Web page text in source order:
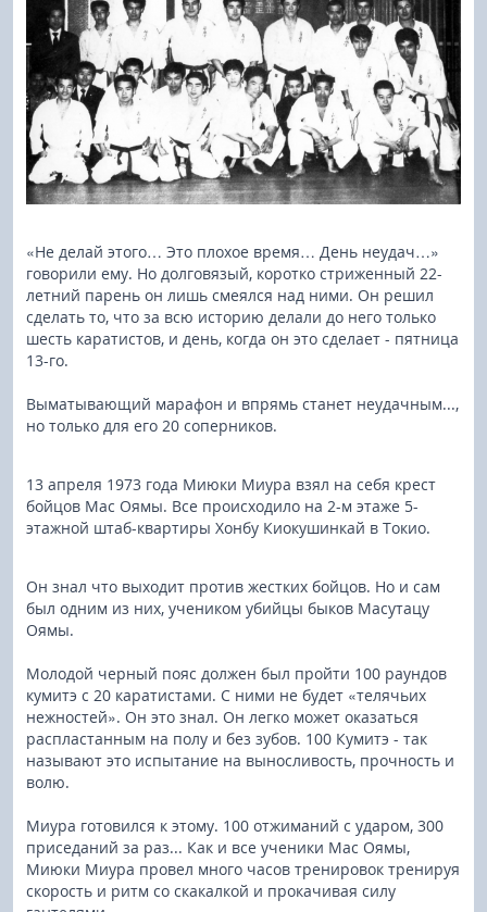
«Не делай этого… Это плохое время… День неудач…»
говорили ему. Но долговязый, коротко стриженный 22-
летний парень он лишь смеялся над ними. Он решил
сделать то, что за всю историю делали до него только
шесть каратистов, и день, когда он это сделает - пятница
13-го.
Выматывающий марафон и впрямь станет неудачным...,
но только для его 20 соперников.
13 апреля 1973 года Миюки Миура взял на себя крест
бойцов Мас Оямы. Все происходило на 2-м этаже 5-
этажной штаб-квартиры Хонбу Киокушинкай в Токио.
Он знал что выходит против жестких бойцов. Но и сам
был одним из них, учеником убийцы быков Масутацу
Оямы.
Молодой черный пояс должен был пройти 100 раундов
кумитэ с 20 каратистами. С ними не будет «телячьих
нежностей». Он это знал. Он легко может оказаться
распластанным на полу и без зубов. 100 Кумитэ - так
называют это испытание на выносливость, прочность и
волю.
Миура готовился к этому. 100 отжиманий с ударом, 300
приседаний за раз... Как и все ученики Мас Оямы,
Миюки Миура провел много часов тренировок тренируя
скорость и ритм со скакалкой и прокачивая силу